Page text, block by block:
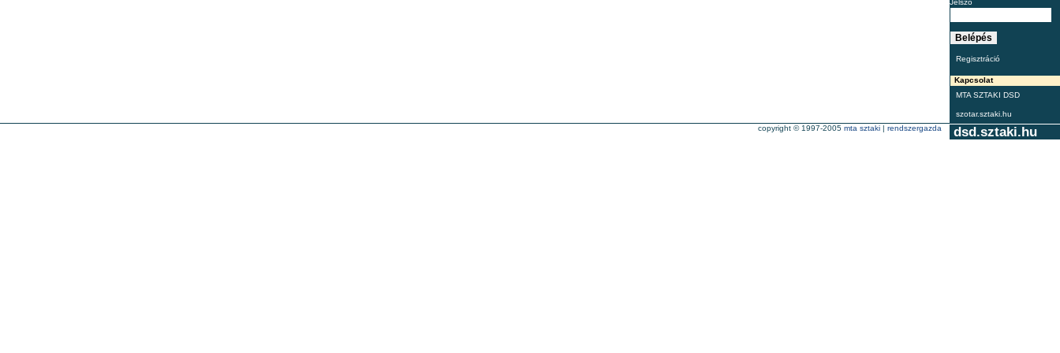
Jelszó
Regisztráció
Kapcsolat
MTA SZTAKI DSD
szotar.sztaki.hu
dsd.sztaki.hu
copyright © 1997-2005 mta sztaki | rendszergazda